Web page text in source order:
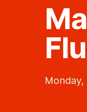
Monday,